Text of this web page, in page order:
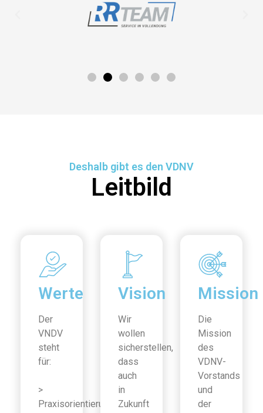
Deshalb gibt es den VDNV
Leitbild
Werte
Der
VNDV
steht
für:
>
Praxisorientierung
Vision
Wir
wollen
sicherstellen,
dass
auch
in
Zukunft
Mission
Die
Mission
des
VDNV-
Vorstands
und
der